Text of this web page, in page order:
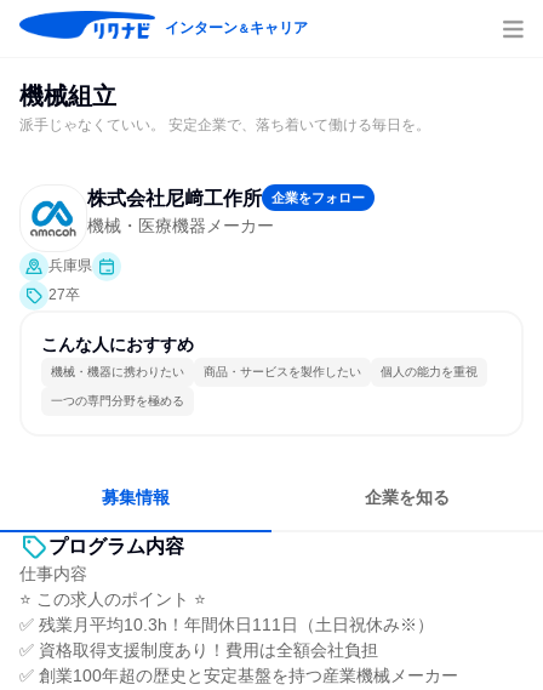
インターン＆キャリア
機械組立
派手じゃなくていい。 安定企業で、落ち着いて働ける毎日を。
株式会社尼﨑工作所 企業をフォロー
機械・医療機器メーカー
兵庫県
27卒
こんな人におすすめ
機械・機器に携わりたい 商品・サービスを製作したい 個人の能力を重視
一つの専門分野を極める
募集情報 企業を知る
プログラム内容
仕事内容
⭐ この求人のポイント ⭐
✅ 残業月平均10.3h！年間休日111日（土日祝休み※）
✅ 資格取得支援制度あり！費用は全額会社負担
✅ 創業100年超の歴史と安定基盤を持つ産業機械メーカー